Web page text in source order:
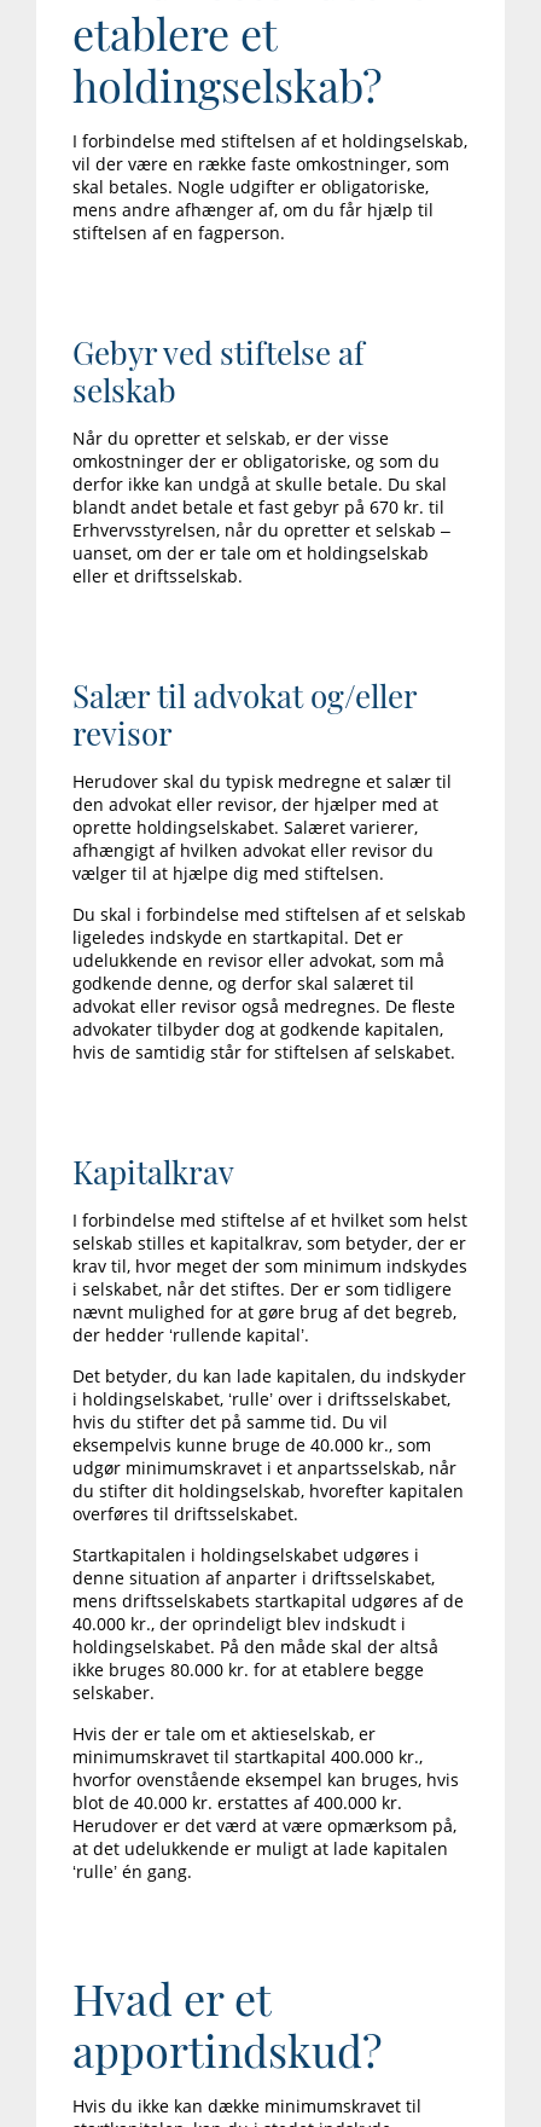
etablere et
holdingselskab?
I forbindelse med stiftelsen af et holdingselskab,
vil der være en række faste omkostninger, som
skal betales. Nogle udgifter er obligatoriske,
mens andre afhænger af, om du får hjælp til
stiftelsen af en fagperson.
Gebyr ved stiftelse af
selskab
Når du opretter et selskab, er der visse
omkostninger der er obligatoriske, og som du
derfor ikke kan undgå at skulle betale. Du skal
blandt andet betale et fast gebyr på 670 kr. til
Erhvervsstyrelsen, når du opretter et selskab –
uanset, om der er tale om et holdingselskab
eller et driftsselskab.
Salær til advokat og/eller
revisor
Herudover skal du typisk medregne et salær til
den advokat eller revisor, der hjælper med at
oprette holdingselskabet. Salæret varierer,
afhængigt af hvilken advokat eller revisor du
vælger til at hjælpe dig med stiftelsen.
Du skal i forbindelse med stiftelsen af et selskab
ligeledes indskyde en startkapital. Det er
udelukkende en revisor eller advokat, som må
godkende denne, og derfor skal salæret til
advokat eller revisor også medregnes. De fleste
advokater tilbyder dog at godkende kapitalen,
hvis de samtidig står for stiftelsen af selskabet.
Kapitalkrav
I forbindelse med stiftelse af et hvilket som helst
selskab stilles et kapitalkrav, som betyder, der er
krav til, hvor meget der som minimum indskydes
i selskabet, når det stiftes. Der er som tidligere
nævnt mulighed for at gøre brug af det begreb,
der hedder ‘rullende kapital’.
Det betyder, du kan lade kapitalen, du indskyder
i holdingselskabet, ‘rulle’ over i driftsselskabet,
hvis du stifter det på samme tid. Du vil
eksempelvis kunne bruge de 40.000 kr., som
udgør minimumskravet i et anpartsselskab, når
du stifter dit holdingselskab, hvorefter kapitalen
overføres til driftsselskabet.
Startkapitalen i holdingselskabet udgøres i
denne situation af anparter i driftsselskabet,
mens driftsselskabets startkapital udgøres af de
40.000 kr., der oprindeligt blev indskudt i
holdingselskabet. På den måde skal der altså
ikke bruges 80.000 kr. for at etablere begge
selskaber.
Hvis der er tale om et aktieselskab, er
minimumskravet til startkapital 400.000 kr.,
hvorfor ovenstående eksempel kan bruges, hvis
blot de 40.000 kr. erstattes af 400.000 kr.
Herudover er det værd at være opmærksom på,
at det udelukkende er muligt at lade kapitalen
‘rulle’ én gang.
Hvad er et
apportindskud?
Hvis du ikke kan dække minimumskravet til